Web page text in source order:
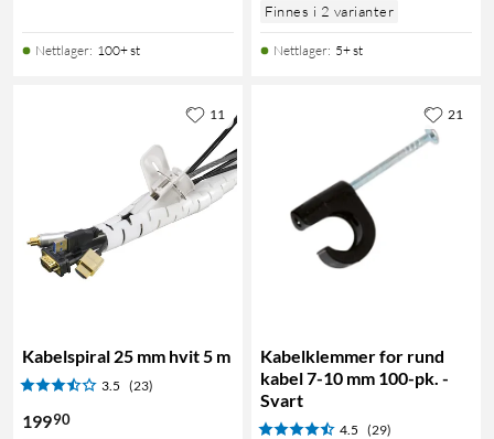
Nettlager: 100+ st
Finnes i 2 varianter
Nettlager: 5+ st
Kabelspiral 25 mm hvit 5 m
3.5 (23)
19990
11
Kabelklemmer for rund
kabel 7-10 mm 100-pk. -
Svart
4.5 (29)
21